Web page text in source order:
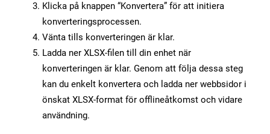
Klicka på knappen “Konvertera” för att initiera
konverteringsprocessen.
Vänta tills konverteringen är klar.
Ladda ner XLSX-filen till din enhet när
konverteringen är klar. Genom att följa dessa steg
kan du enkelt konvertera och ladda ner webbsidor i
önskat XLSX-format för offlineåtkomst och vidare
användning.